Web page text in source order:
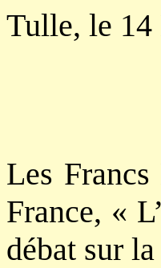
Tulle, le 14
Les
France, «
débat sur